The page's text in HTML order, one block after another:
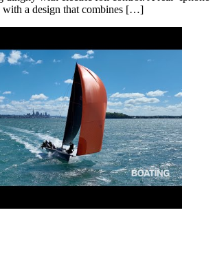
with a design that combines […]